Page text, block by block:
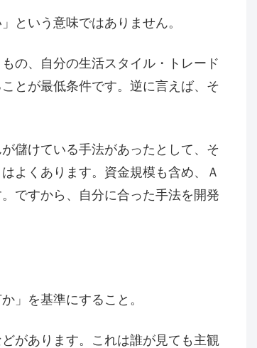
という意味ではありません。
の、自分の生活スタイル・トレード
とが最低条件です。逆に言えば、そ
儲けている手法があったとして、そ
よくあります。資金規模も含め、Ａ
ですから、自分に合った手法を開発
」を基準にすること。
があります。これは誰が見ても主観